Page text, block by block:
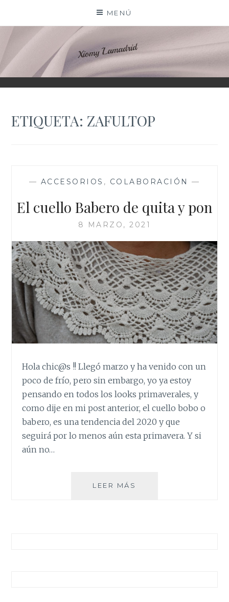
contenido
MENÚ
XIOMY LAMADRID
ETIQUETA: ZAFULTOP
— ACCESORIOS , COLABORACIÓN —
El cuello Babero de quita y pon
8 MARZO, 2021
Hola chic@s !! Llegó marzo y ha venido con un
poco de frío, pero sin embargo, yo ya estoy
pensando en todos los looks primaverales, y
como dije en mi post anterior, el cuello bobo o
babero, es una tendencia del 2020 y que
seguirá por lo menos aún esta primavera. Y si
aún no…
LEER MÁS